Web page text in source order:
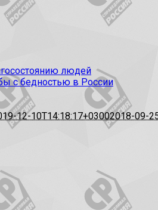
людей
с бедностью в России
12-10T14:18:17+03002018-09-